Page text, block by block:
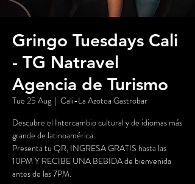
Gringo Tuesdays Cali
- TG Natravel
Agencia de Turismo
Tue 25 Aug
  |
Cali-La Azotea Gastrobar
Descubre el Intercambio cultural y de idiomas más
grande de latinoamérica.
Presenta tu QR, INGRESA GRATIS hasta las
10PM Y RECIBE UNA BEBIDA de bienvenida
antes de las 7PM.